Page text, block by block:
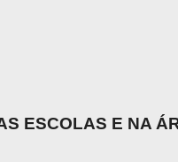
ESCOLAS E NA